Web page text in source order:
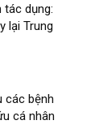
tác dụng:
lại Trung
các bệnh
cá nhân